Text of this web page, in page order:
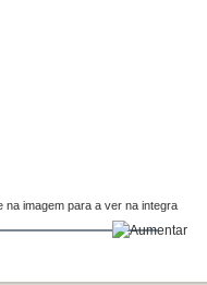
na imagem para a ver na integra